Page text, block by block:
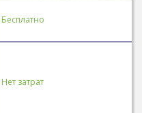
Бесплатно
Нет затрат